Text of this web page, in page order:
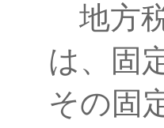
地方
は、固
その固